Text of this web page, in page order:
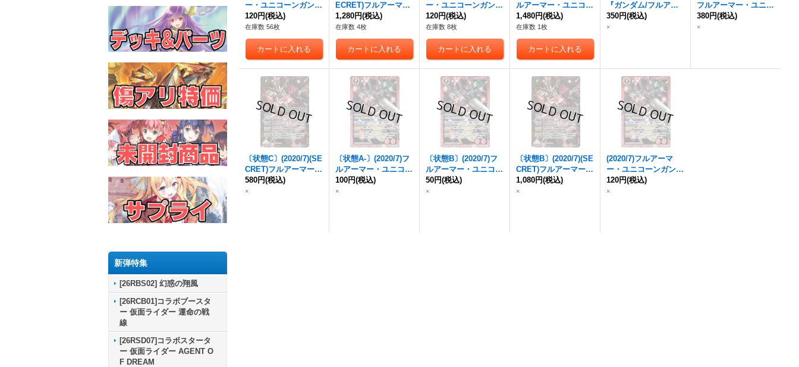
新弾特集
[26RBS02] 幻惑の翔風
[26RCB01]コラボブースタ
ー 仮面ライダー 運命の戦
線
[26RSD07]コラボスタータ
ー 仮面ライダー AGENT O
F DREAM
ー・ユニコーンガンダ
ム[デストロイモード]
(CB27収録)【X】{CB1
3-X02}《赤》
120円(税込)
在庫数 56枚
ECRET)フルアーマ
ー・ユニコーンガンダ
ム[デストロイモード]
【X-SEC】{CB13-X0
2}《赤》
1,280円(税込)
在庫数 4枚
ー・ユニコーンガンダ
ム[ユニコーンモード]
【C】{CB13-017}
《赤》
120円(税込)
在庫数 8枚
ルアーマー・ユニコー
ンガンダム[デストロ
イモード]【X-SEC】
{CB13-X02}《赤》
1,480円(税込)
在庫数 1枚
『ガンダム/フルアー
マー・ユニコーンガン
ダム
350円(税込)
×
フルアーマー・ユニコ
ーンガンダム
ロイモード］(CB27B
380円(税込)
×
〔状態C〕(2020/7)(SE
CRET)フルアーマー・
ユニコーンガンダム
[デストロイモード]
580円(税込)
×
〔状態A-〕(2020/7)フ
ルアーマー・ユニコー
ンガンダム[デストロ
イモード]【X】{CB13
100円(税込)
×
〔状態B〕(2020/7)フ
ルアーマー・ユニコー
ンガンダム
イモード]【X】{CB13
50円(税込)
×
〔状態B〕(2020/7)(SE
CRET)フルアーマー・
ユニコーンガンダム
[デストロイモード]
1,080円(税込)
×
(2020/7)フルアーマ
ー・ユニコーンガンダ
ム[デストロイモード]
【X】{CB13-X02}
120円(税込)
×